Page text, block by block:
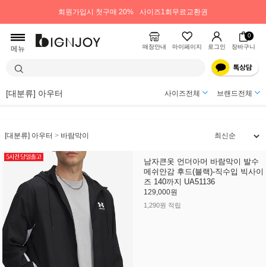
회원가입시 첫구매 20% 사이즈1회무료교환권
메뉴 매장안내 마이페이지 로그인
0
장바구니
[대분류] 아우터 사이즈전체 브랜드전체
[대분류] 아우터 > 바람막이
남자큰옷 언더아머 바람막이 발수
메쉬안감 후드(블랙)-직수입 빅사이
즈 140까지 UA51136
129,000원
1,290원 적립